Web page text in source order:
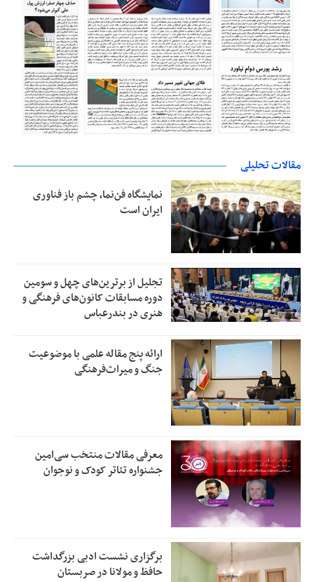
مقالات تحلیلی
نمایشگاه فن‌نما، چشم باز فناوری
ایران است
تجلیل از بر‌ترین‌های چهل و سومین
دوره مسابقات کانون‌های فرهنگی و
هنری در بندرعباس
ارائه پنج مقاله علمی با موضوعیت
جنگ و میراث‌فرهنگی
معرفی مقالات منتخب سی‌امین
جشنواره تئاتر کودک و نوجوان
برگزاری نشست ادبی بزرگداشت
حافظ و مولانا در صربستان